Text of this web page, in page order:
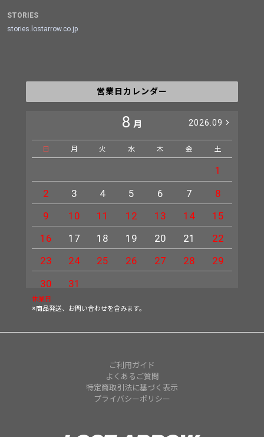
STORIES
stories.lostarrow.co.jp
営業日カレンダー
8 月 2026.09
日 月 火 水 木 金 土
1
2
3 4 5 6 7
8
9
10 11 12 13 14
15
16
17 18 19 20 21
22
23
24 25 26 27 28
29
30
31
休業日
※商品発送、お問い合わせを含みます。
ご利用ガイド
よくあるご質問
特定商取引法に基づく表示
プライバシーポリシー